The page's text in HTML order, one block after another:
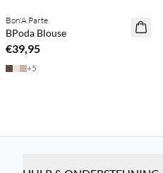
NEWS
Bon'A Parte
BPoda Blouse
€39,95
+5